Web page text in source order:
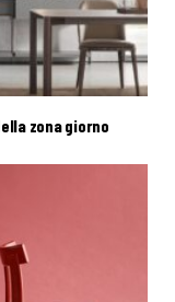
zona giorno